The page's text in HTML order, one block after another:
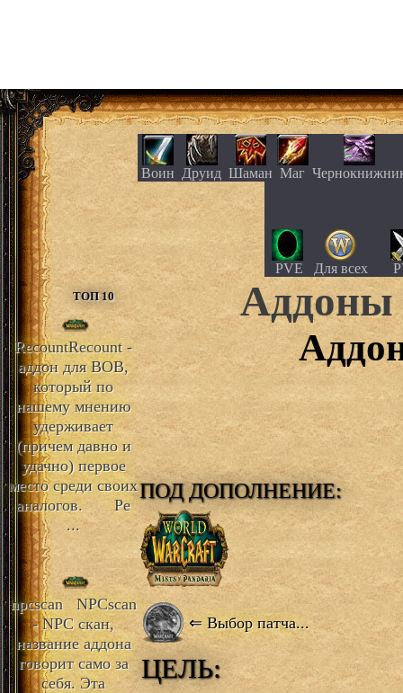
Воин Друид Шаман Маг
PVE Для всех
ТОП 10
RecountRecount -
аддон для ВОВ,
который по
нашему мнению
удерживает
(причем давно и
удачно) первое
место среди своих
аналогов. Ре
...
npcscanNPCscan
- NPC скан,
название аддона
говорит само за
себя. Эта
Аддоны
ПОД ДОПОЛНЕНИЕ:
⇐ Выбор патча...
ЦЕЛЬ: